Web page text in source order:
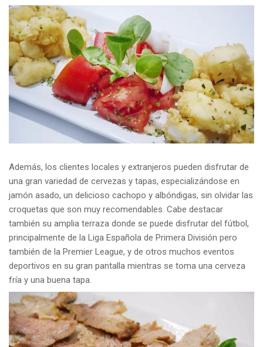
Además, los clientes locales y extranjeros pueden disfrutar de
una gran variedad de cervezas y tapas, especializándose en
jamón asado, un delicioso cachopo y albóndigas, sin olvidar las
croquetas que son muy recomendables. Cabe destacar
también su amplia terraza donde se puede disfrutar del fútbol,
principalmente de la Liga Española de Primera División pero
también de la Premier League, y de otros muchos eventos
deportivos en su gran pantalla mientras se toma una cerveza
fría y una buena tapa.